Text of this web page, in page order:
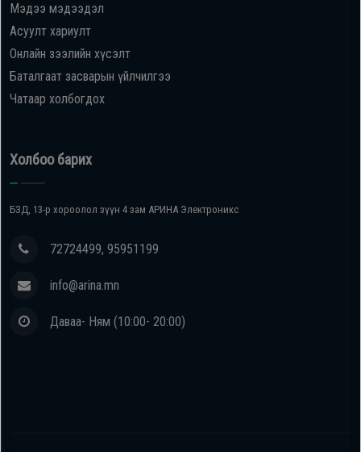
Мэдээ мэдээдэл
Асуулт хариулт
Онлайн зээлийн хүсэлт
Баталгаат засварын үйлчилгээ
Чатаар холбогдох
Холбоо барих
БЗД, 13-р хороолол зүүн 4 зам АРИНА Электроникс
72724499, 95951199
info@arina.mn
Даваа- Ням (10:00- 20:00)